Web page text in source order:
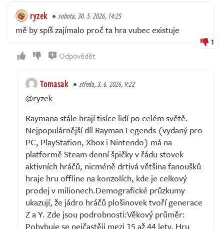
ryzek sobota, 30. 5. 2026, 14:25
mě by spíš zajímalo proč ta hra vubec existuje
1
Odpovědět
Tomasak středa, 3. 6. 2026, 9:22
@ryzek
Raymana stále hrají tisíce lidí po celém světě.
Nejpopulárnější díl Rayman Legends (vydaný pro
PC, PlayStation, Xbox i Nintendo) má na
platformě Steam denní špičky v řádu stovek
aktivních hráčů, nicméně drtivá většina fanoušků
hraje hru offline na konzolích, kde je celkový
prodej v milionech.Demografické průzkumy
ukazují, že jádro hráčů plošinovek tvoří generace
Z a Y. Zde jsou podrobnosti:Věkový průměr:
Pohybuje se nejčastěji mezi 15 až 44 lety. Hru